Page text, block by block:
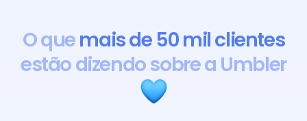
O quemais de 50 mil clientes
estão dizendo sobre a Umbler